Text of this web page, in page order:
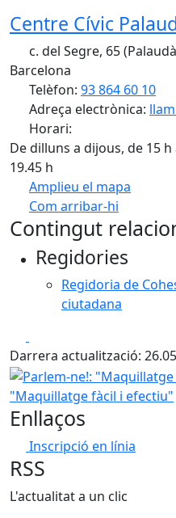
Centre Cívic
c. del Segre, 65
Barcelona
Telèfon: 93 864 60 10
Adreça electrònica:
Horari:
De dilluns a dijous, de 15
19.45 h
Amplieu el mapa
Com arribar-hi
+
Contingut
Regidories
Regidoria de
ciutadana
Darrera actualització:
Parlem-ne!: "Maquillatge
"Maquillatge fàcil i efectiu"
Enllaços
Inscripció en línia
RSS
L'actualitat a un clic